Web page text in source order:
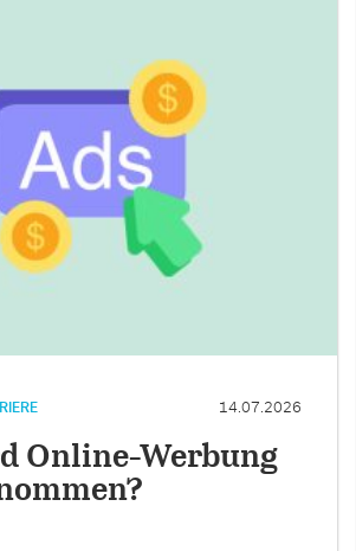
14.07.2026
Online-Werbung